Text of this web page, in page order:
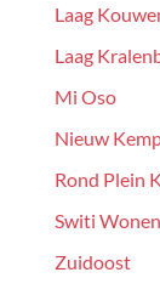
Laag
Laag
Mi Oso
Nieuw
Rond Plein
Switi
Zuidoost